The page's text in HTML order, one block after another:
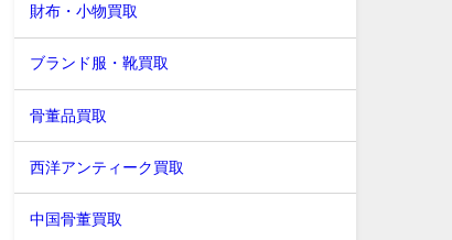
財布・小物買取
ブランド服・靴買取
骨董品買取
西洋アンティーク買取
中国骨董買取